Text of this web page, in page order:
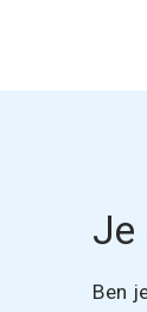
Je
Ben